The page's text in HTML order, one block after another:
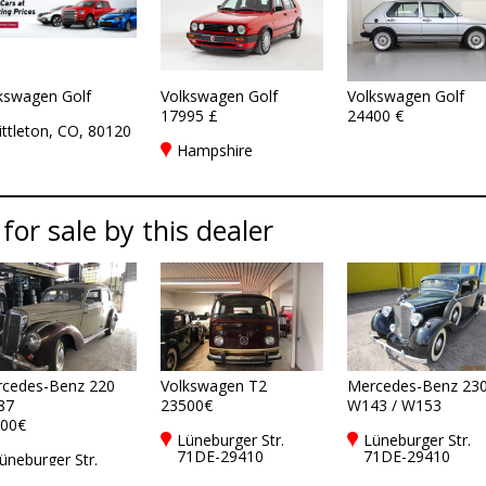
Golf
CO, 80120
Volkswagen Golf
17995 £
Hampshire
Volkswagen Golf
24400 €
sale by this dealer
Benz 220
Str.
Volkswagen T2
23500€
Lüneburger Str.
71DE-29410
Mercedes-Benz
W143 / W153
Lüneburger Str.
71DE-29410